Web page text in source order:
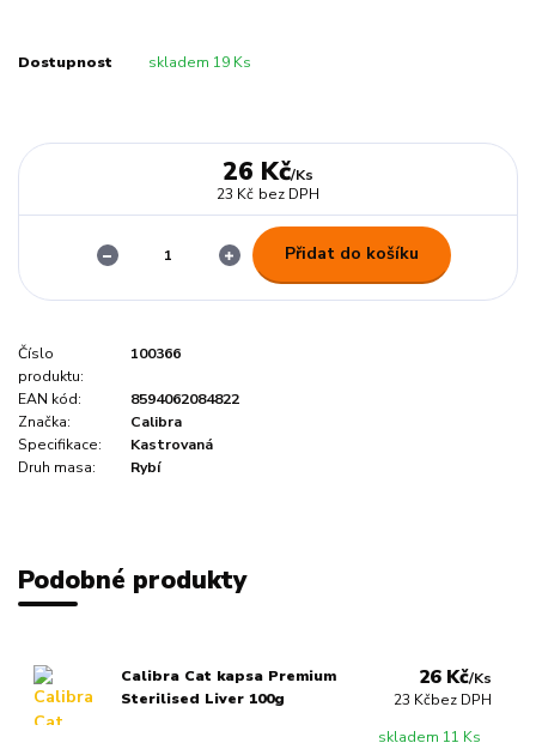
Dostupnost skladem 19 Ks
26 Kč/Ks
23 Kč bez DPH
Přidat do košíku
Číslo
produktu:
100366
EAN kód:
8594062084822
Značka:
Calibra
Specifikace:
Kastrovaná
Druh masa:
Rybí
Podobné produkty
Calibra Cat kapsa Premium
Sterilised Liver 100g
26 Kč/Ks
23 Kčbez DPH
skladem 11 Ks